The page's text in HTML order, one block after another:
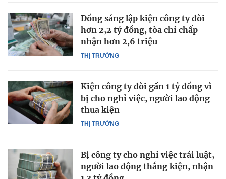
THỊ TRƯỜNG
Đồng sáng lập kiện công ty đòi
hơn 2,2 tỷ đồng, tòa chỉ chấp
nhận hơn 2,6 triệu
THỊ TRƯỜNG
Kiện công ty đòi gần 1 tỷ đồng vì
bị cho nghỉ việc, người lao động
thua kiện
Bị công ty cho nghỉ việc trái luật,
người lao động thắng kiện, nhận